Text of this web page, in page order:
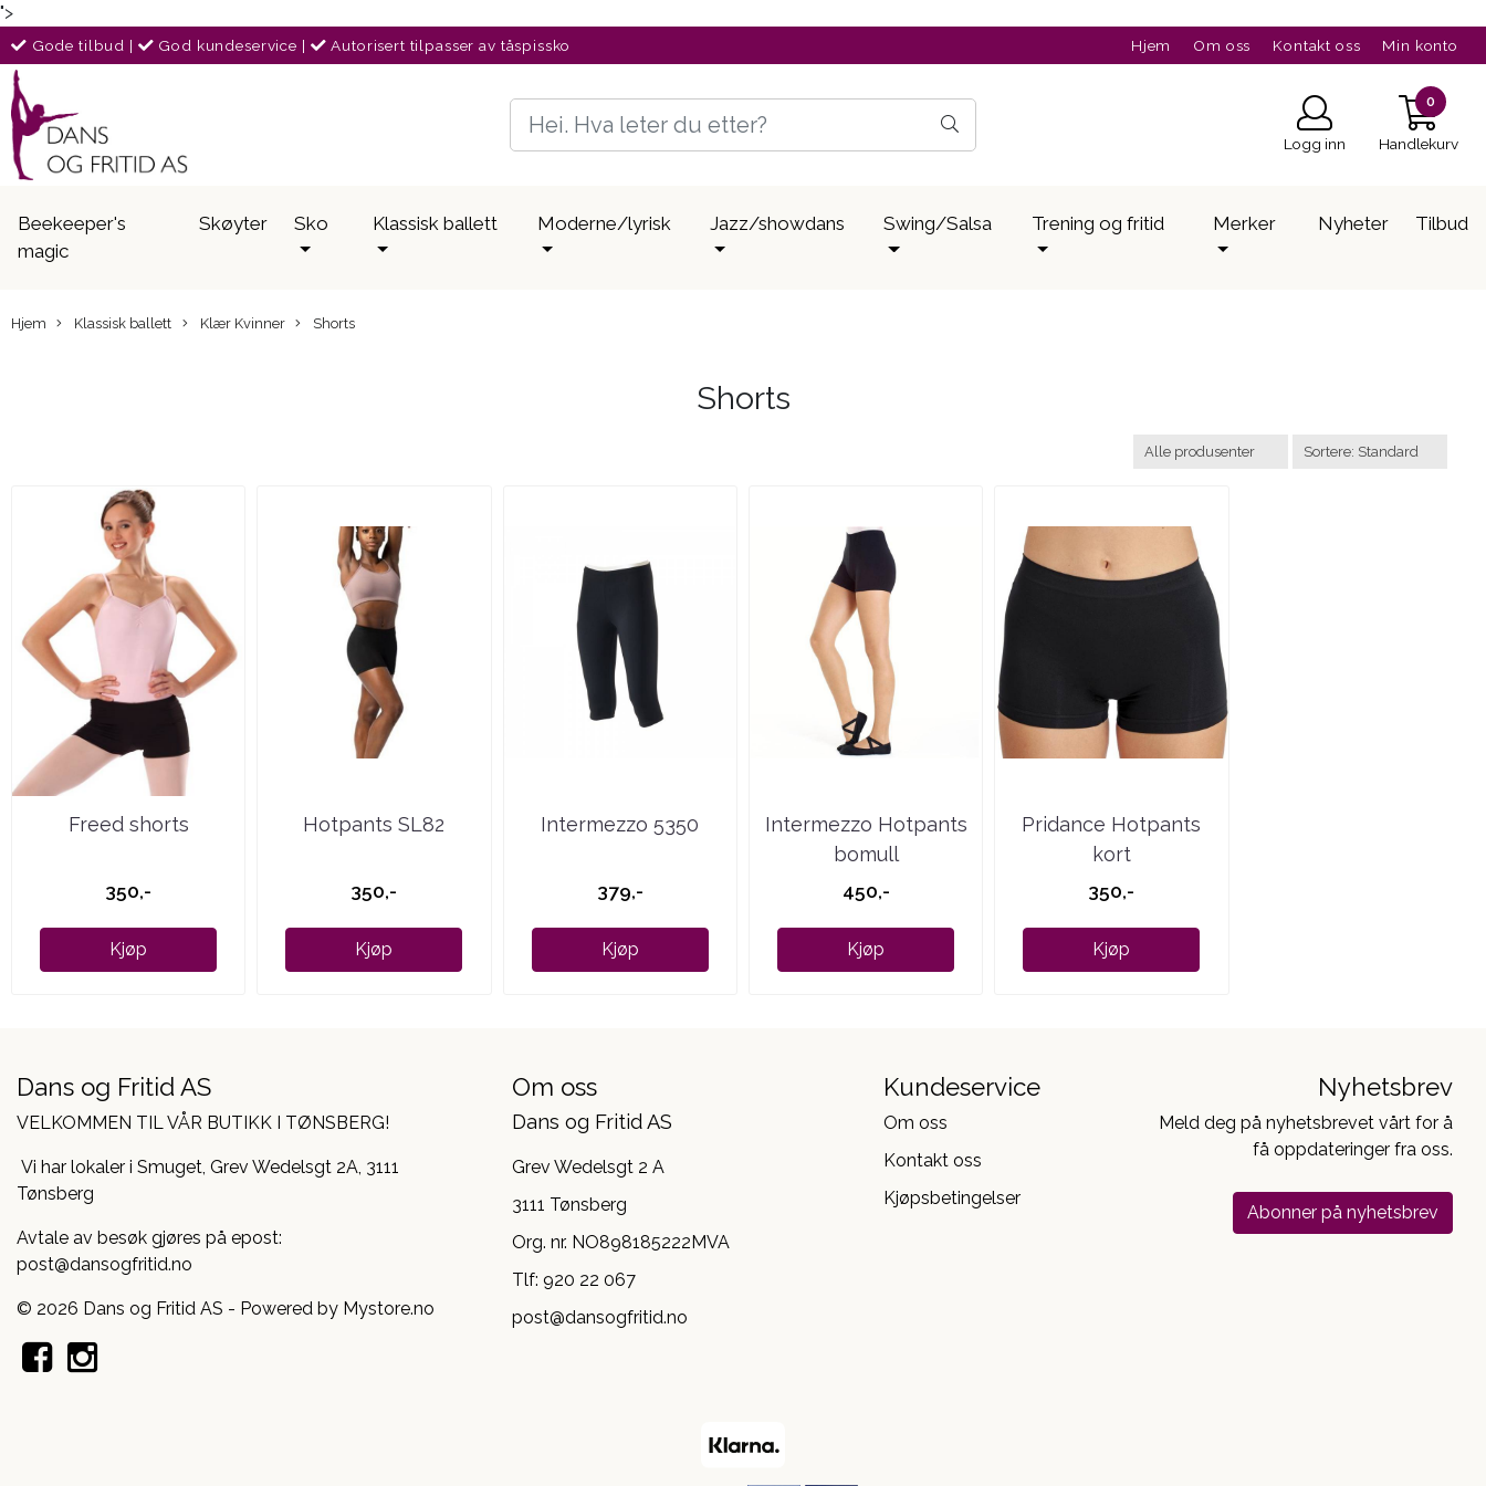
">
Gode tilbud | God kundeservice | Autorisert tilpasser av tåspissko Hjem Om oss Kontakt oss Min konto
Logg inn
0
Handlekurv
Beekeeper's
magic
Skøyter Sko Klassisk ballett Moderne/lyrisk Jazz/showdans Swing/Salsa Trening og fritid Merker Nyheter Tilbud
Hjem Klassisk ballett Klær Kvinner Shorts
Shorts
Freed shorts
350,-
Kjøp
Hotpants SL82
350,-
Kjøp
Intermezzo 5350
379,-
Kjøp
Intermezzo Hotpants
bomull
450,-
Kjøp
Pridance Hotpants
kort
350,-
Kjøp
Dans og Fritid AS
VELKOMMEN TIL VÅR BUTIKK I TØNSBERG!
Vi har lokaler i Smuget, Grev Wedelsgt 2A, 3111
Tønsberg
Avtale av besøk gjøres på epost:
post@dansogfritid.no
© 2026 Dans og Fritid AS - Powered by Mystore.no
Om oss
Dans og Fritid AS
Grev Wedelsgt 2 A
3111 Tønsberg
Org. nr. NO898185222MVA
Tlf: 920 22 067
post@dansogfritid.no
Kundeservice
Om oss
Kontakt oss
Kjøpsbetingelser
Nyhetsbrev
Meld deg på nyhetsbrevet vårt for å
få oppdateringer fra oss.
Abonner på nyhetsbrev